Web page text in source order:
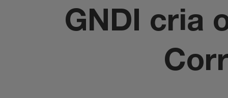
GNDI cria